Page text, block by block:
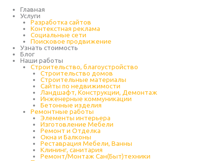
содержимому
Главная
Услуги
Разработка сайтов
Контекстная реклама
Социальные сети
Поисковое продвижение
Узнать стоимость
Блог
Наши работы
Строительство, благоустройство
Строительство домов
Строительные материалы
Сайты по недвижимости
Ландшафт, Конструкции, Демонтаж
Инженерные коммуникации
Бетонные изделия
Ремонтные работы
Элементы интерьера
Изготовление Мебели
Ремонт и Отделка
Окна и Балконы
Реставрация Мебели, Ванны
Клининг, санитария
Ремонт/Монтаж Сан(Быт)техники